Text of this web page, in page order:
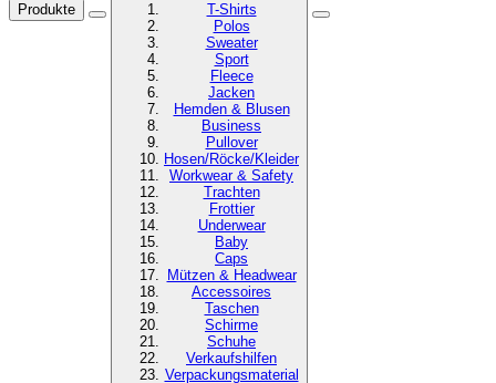
Produkte
T-Shirts
Polos
Sweater
Sport
Fleece
Jacken
Hemden & Blusen
Business
Pullover
Hosen/Röcke/Kleider
Workwear & Safety
Trachten
Frottier
Underwear
Baby
Caps
Mützen & Headwear
Accessoires
Taschen
Schirme
Schuhe
Verkaufshilfen
Verpackungsmaterial